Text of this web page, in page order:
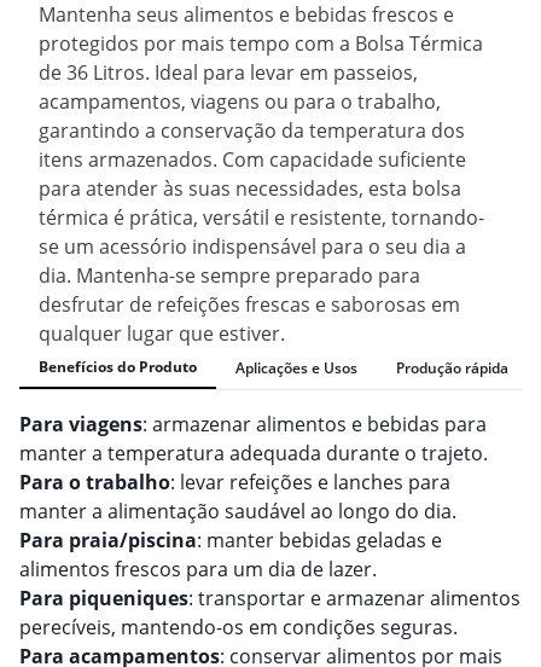
Mantenha seus alimentos e bebidas frescos e
protegidos por mais tempo com a Bolsa Térmica
de 36 Litros. Ideal para levar em passeios,
acampamentos, viagens ou para o trabalho,
garantindo a conservação da temperatura dos
itens armazenados. Com capacidade suficiente
para atender às suas necessidades, esta bolsa
térmica é prática, versátil e resistente, tornando-
se um acessório indispensável para o seu dia a
dia. Mantenha-se sempre preparado para
desfrutar de refeições frescas e saborosas em
qualquer lugar que estiver.
Benefícios do Produto Aplicações e Usos Produção rápida
Para viagens: armazenar alimentos e bebidas para
manter a temperatura adequada durante o trajeto.
Para o trabalho: levar refeições e lanches para
manter a alimentação saudável ao longo do dia.
Para praia/piscina: manter bebidas geladas e
alimentos frescos para um dia de lazer.
Para piqueniques: transportar e armazenar alimentos
perecíveis, mantendo-os em condições seguras.
Para acampamentos: conservar alimentos por mais